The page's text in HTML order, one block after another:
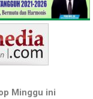
Minggu ini